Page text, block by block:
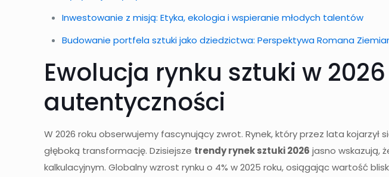
Inwestowanie z misją: Etyka, ekologia i wspieranie młodych talentów
Budowanie portfela sztuki jako dziedzictwa: Perspektywa Romana
Ewolucja rynku sztuki w
autentyczności
W 2026 roku obserwujemy fascynujący zwrot. Rynek, który przez lata
głęboką transformację. Dzisiejsze trendy rynek sztuki 2026 jasno wskazują,
kalkulacyjnym. Globalny wzrost rynku o 4% w 2025 roku, osiągając wartość